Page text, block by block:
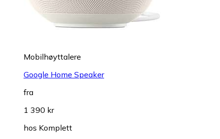
Mobilhøyttalere
Google Home Speaker
fra
1 390 kr
hos Komplett